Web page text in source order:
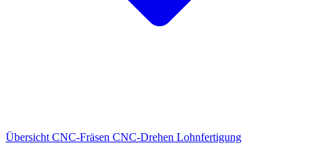
Übersicht CNC-Fräsen CNC-Drehen Lohnfertigung